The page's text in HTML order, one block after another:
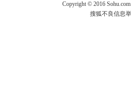
Copyright © 2016
搜狐不良信息